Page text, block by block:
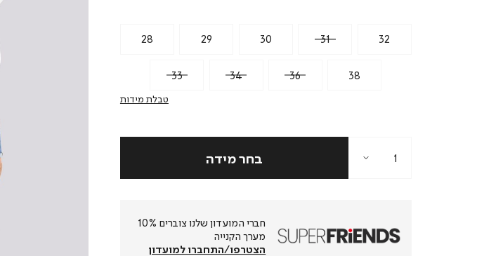
28 29 30 31 32
33 34 36 38
טבלת מידות
חברי המועדון שלנו צוברים 10%
מערך הקנייה
הצטרפו/התחברו למועדון